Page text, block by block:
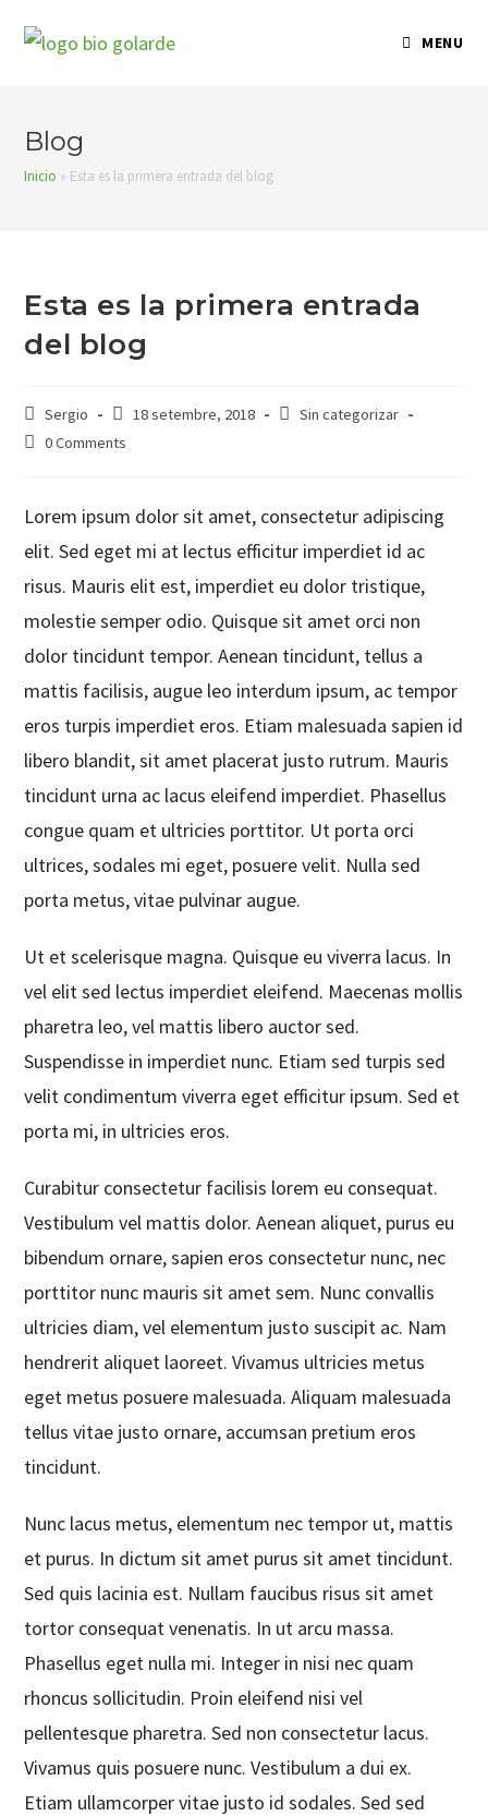
MENU
Blog
Inicio » Esta es la primera entrada del blog
Esta es la primera entrada
del blog
Post
author:
Sergio
Post
published:
18 setembre, 2018
PostSin categorizar
Post0 Comments
Lorem ipsum dolor sit amet, consectetur adipiscing
elit. Sed eget mi at lectus efficitur imperdiet id ac
risus. Mauris elit est, imperdiet eu dolor tristique,
molestie semper odio. Quisque sit amet orci non
dolor tincidunt tempor. Aenean tincidunt, tellus a
mattis facilisis, augue leo interdum ipsum, ac tempor
eros turpis imperdiet eros. Etiam malesuada sapien id
libero blandit, sit amet placerat justo rutrum. Mauris
tincidunt urna ac lacus eleifend imperdiet. Phasellus
congue quam et ultricies porttitor. Ut porta orci
ultrices, sodales mi eget, posuere velit. Nulla sed
porta metus, vitae pulvinar augue.
Ut et scelerisque magna. Quisque eu viverra lacus. In
vel elit sed lectus imperdiet eleifend. Maecenas mollis
pharetra leo, vel mattis libero auctor sed.
Suspendisse in imperdiet nunc. Etiam sed turpis sed
velit condimentum viverra eget efficitur ipsum. Sed et
porta mi, in ultricies eros.
Curabitur consectetur facilisis lorem eu consequat.
Vestibulum vel mattis dolor. Aenean aliquet, purus eu
bibendum ornare, sapien eros consectetur nunc, nec
porttitor nunc mauris sit amet sem. Nunc convallis
ultricies diam, vel elementum justo suscipit ac. Nam
hendrerit aliquet laoreet. Vivamus ultricies metus
eget metus posuere malesuada. Aliquam malesuada
tellus vitae justo ornare, accumsan pretium eros
tincidunt.
Nunc lacus metus, elementum nec tempor ut, mattis
et purus. In dictum sit amet purus sit amet tincidunt.
Sed quis lacinia est. Nullam faucibus risus sit amet
tortor consequat venenatis. In ut arcu massa.
Phasellus eget nulla mi. Integer in nisi nec quam
rhoncus sollicitudin. Proin eleifend nisi vel
pellentesque pharetra. Sed non consectetur lacus.
Vivamus quis posuere nunc. Vestibulum a dui ex.
Etiam ullamcorper vitae justo id sodales. Sed sed